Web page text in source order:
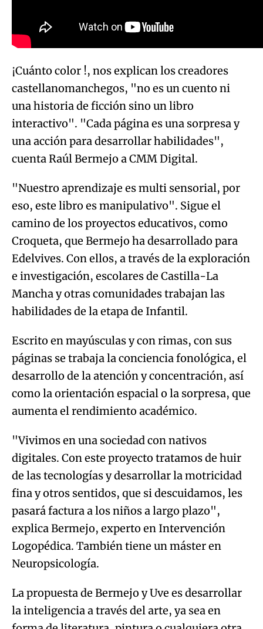
¡Cuánto color !, nos explican los creadores
castellanomanchegos, "no es un cuento ni
una historia de ficción sino un libro
interactivo". "Cada página es una sorpresa y
una acción para desarrollar habilidades",
cuenta Raúl Bermejo a CMM Digital.
"Nuestro aprendizaje es multi sensorial, por
eso, este libro es manipulativo". Sigue el
camino de los proyectos educativos, como
Croqueta, que Bermejo ha desarrollado para
Edelvives. Con ellos, a través de la exploración
e investigación, escolares de Castilla-La
Mancha y otras comunidades trabajan las
habilidades de la etapa de Infantil.
Escrito en mayúsculas y con rimas, con sus
páginas se trabaja la conciencia fonológica, el
desarrollo de la atención y concentración, así
como la orientación espacial o la sorpresa, que
aumenta el rendimiento académico.
"Vivimos en una sociedad con nativos
digitales. Con este proyecto tratamos de huir
de las tecnologías y desarrollar la motricidad
fina y otros sentidos, que si descuidamos, les
pasará factura a los niños a largo plazo",
explica Bermejo, experto en Intervención
Logopédica. También tiene un máster en
Neuropsicología.
La propuesta de Bermejo y Uve es desarrollar
la inteligencia a través del arte, ya sea en